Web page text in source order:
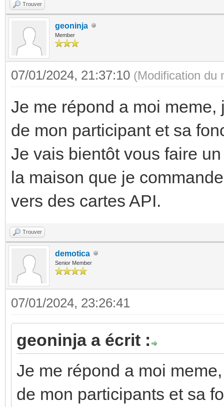
Trouver
geoninja
Member
07/01/2024, 21:37:10 (Modification du
Je me répond a moi
de mon participant et sa
Je vais bientôt vous faire
la maison que je
vers des cartes API.
Trouver
demotica
Senior Member
07/01/2024, 23:26:41
geoninja a écrit :
Je me répond a moi
de mon participants et sa